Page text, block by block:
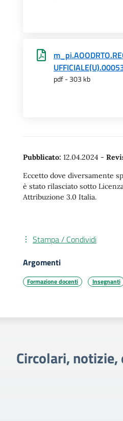
pdf - 303 kb
Pubblicato: 12.04.2024 -
Eccetto dove diversamente
è stato rilasciato sotto
Attribuzione 3.0 Italia.
Stampa / Condividi
Argomenti
Formazione docenti Insegnanti
Circolari,